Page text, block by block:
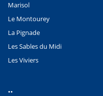
Marisol
Le Montourey
La Pignade
Les Sables du Midi
Les Viviers
..